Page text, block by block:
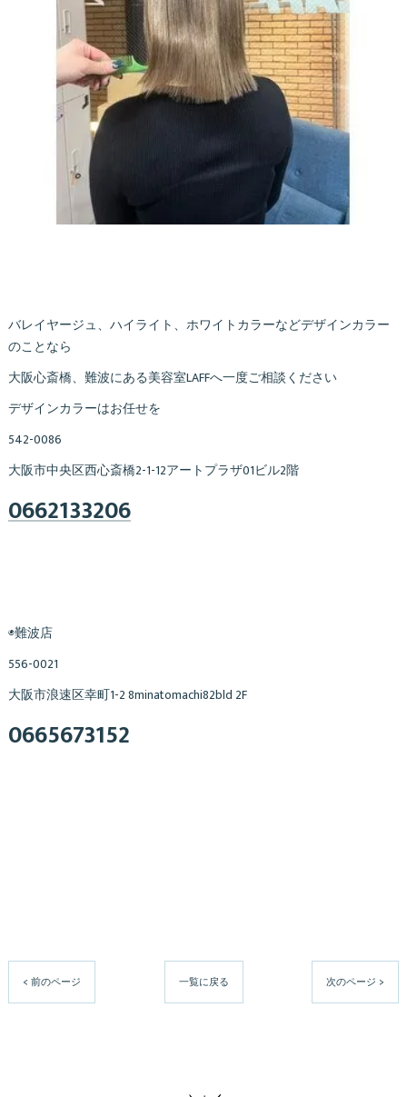
バレイヤージュ、ハイライト、ホワイトカラーなどデザインカラー
のことなら
大阪心斎橋、難波にある美容室LAFFへ一度ご相談ください
デザインカラーはお任せを
542-0086
大阪市中央区西心斎橋2-1-12アートプラザ01ビル2階
0662133206
◉難波店
556-0021
大阪市浪速区幸町1-2 8minatomachi82bld 2F
0665673152
< 前のページ 一覧に戻る 次のページ >